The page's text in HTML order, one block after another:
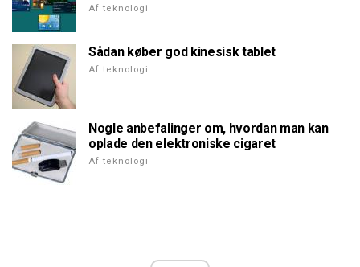
Af teknologi
Sådan køber god kinesisk tablet
Af teknologi
Nogle anbefalinger om, hvordan man kan
oplade den elektroniske cigaret
Af teknologi